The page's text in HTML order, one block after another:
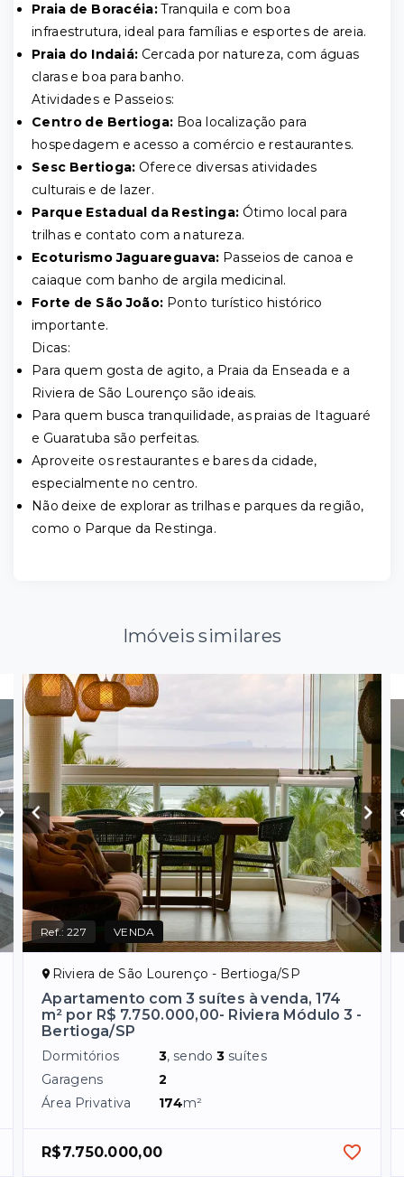
Praia de Boracéia:Tranquila e com boa
infraestrutura, ideal para famílias e esportes de areia.
Praia do Indaiá: Cercada por natureza, com águas
claras e boa para banho.
Atividades e Passeios:
Centro de Bertioga: Boa localização para
hospedagem e acesso a comércio e restaurantes.
Sesc Bertioga: Oferece diversas atividades
culturais e de lazer.
Parque Estadual da Restinga: Ótimo local para
trilhas e contato com a natureza.
Ecoturismo Jaguareguava: Passeios de canoa e
caiaque com banho de argila medicinal.
Forte de São João: Ponto turístico histórico
importante.
Dicas:
Para quem gosta de agito, a Praia da Enseada e a
Riviera de São Lourenço são ideais.
Para quem busca tranquilidade, as praias de Itaguaré
e Guaratuba são perfeitas.
Aproveite os restaurantes e bares da cidade,
especialmente no centro.
Não deixe de explorar as trilhas e parques da região,
como o Parque da Restinga.
Imóveis similares
Ref.:227 VENDA
Riviera de São Lourenço - Bertioga/SP
Apartamento com 3 suítes à venda, 174
m² por R$ 7.750.000,00- Riviera Módulo 3 -
Bertioga/SP
Dormitórios 3, sendo3 suítes
Garagens
2
Área Privativa
174m²
R$7.750.000,00